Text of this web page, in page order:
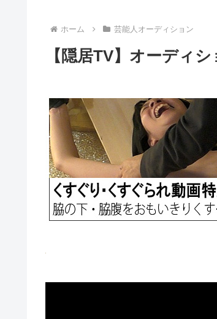
ホーム 芸能人オーディション
【隠居TV】オーディ